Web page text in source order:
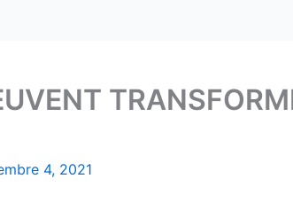
4, 2021